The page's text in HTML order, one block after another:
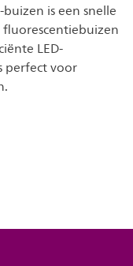
is een snelle
LED-
perfect voor